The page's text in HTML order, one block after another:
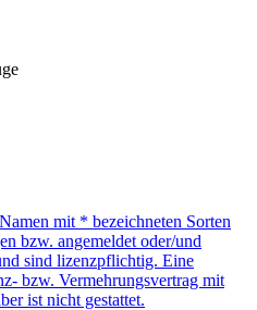
mit * bezeichneten Sorten
bzw. angemeldet oder/und
sind lizenzpflichtig. Eine
bzw. Vermehrungsvertrag mit
ist nicht gestattet.